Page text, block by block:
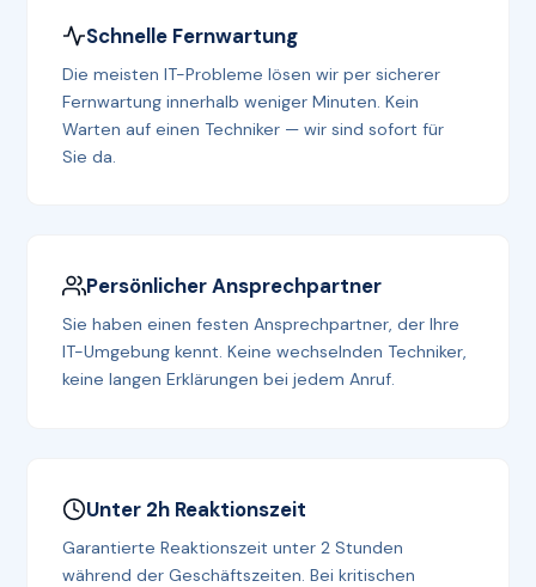
Schnelle Fernwartung
Die meisten IT-Probleme lösen wir per sicherer
Fernwartung innerhalb weniger Minuten. Kein
Warten auf einen Techniker — wir sind sofort für
Sie da.
Persönlicher Ansprechpartner
Sie haben einen festen Ansprechpartner, der Ihre
IT-Umgebung kennt. Keine wechselnden Techniker,
keine langen Erklärungen bei jedem Anruf.
Unter 2h Reaktionszeit
Garantierte Reaktionszeit unter 2 Stunden
während der Geschäftszeiten. Bei kritischen